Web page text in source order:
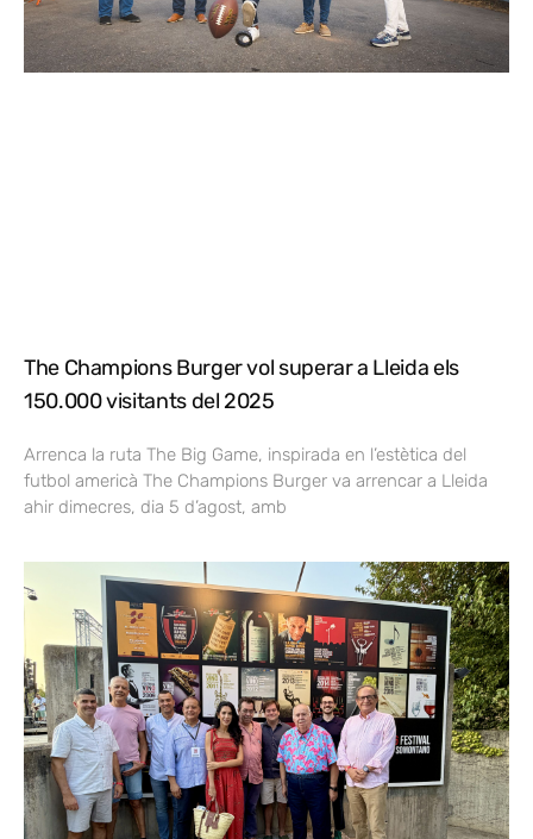
The Champions Burger vol superar a Lleida els
150.000 visitants del 2025
Arrenca la ruta The Big Game, inspirada en l’estètica del
futbol americà The Champions Burger va arrencar a Lleida
ahir dimecres, dia 5 d’agost, amb